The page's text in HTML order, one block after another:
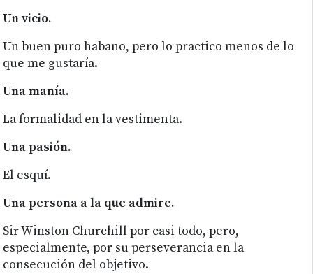
Un vicio.
Un buen puro habano, pero lo practico menos de lo
que me gustaría.
Una manía.
La formalidad en la vestimenta.
Una pasión.
El esquí.
Una persona a la que admire.
Sir Winston Churchill por casi todo, pero,
especialmente, por su perseverancia en la
consecución del objetivo.